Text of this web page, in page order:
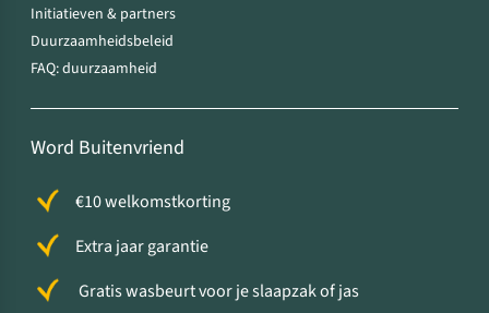
Initiatieven & partners
Duurzaamheidsbeleid
FAQ: duurzaamheid
Word Buitenvriend
€10 welkomstkorting
Extra jaar garantie
Gratis wasbeurt voor je slaapzak of jas